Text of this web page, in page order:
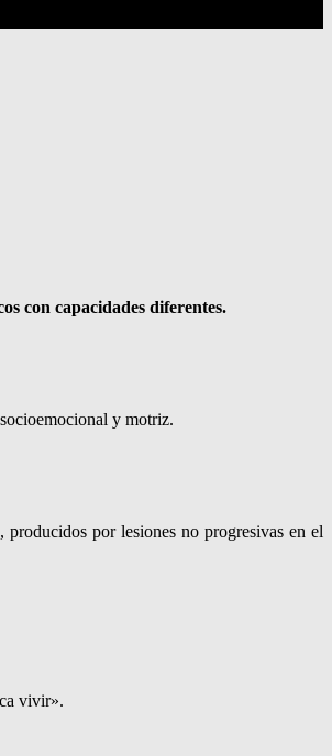
con capacidades diferentes.
y motriz.
por lesiones no progresivas en el
vivir».